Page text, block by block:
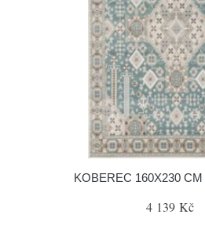
KOBEREC 160X230
4 139 Kč